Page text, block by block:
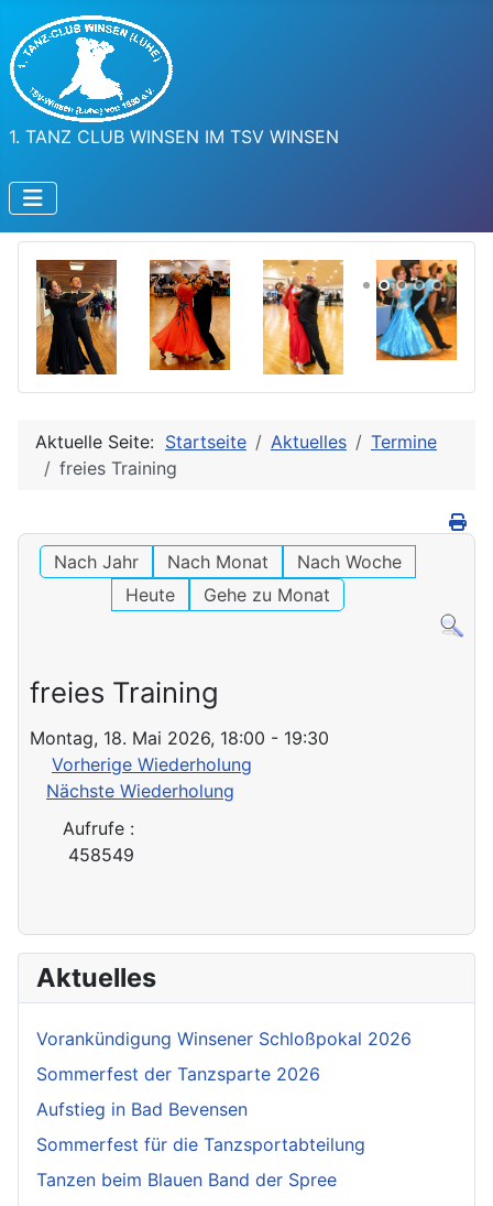
1. TANZ CLUB WINSEN IM TSV WINSEN
Aktuelle Seite: Startseite Aktuelles
Termine
freies Training
Nach Jahr Nach Monat
Nach Woche
Heute
Gehe zu Monat
freies Training
Montag, 18. Mai 2026, 18:00 - 19:30
Vorherige Wiederholung
Nächste Wiederholung
Aufrufe:
458549
Aktuelles
Vorankündigung Winsener Schloßpokal 2026
Sommerfest der Tanzsparte 2026
Aufstieg in Bad Bevensen
Sommerfest für die Tanzsportabteilung
Tanzen beim Blauen Band der Spree